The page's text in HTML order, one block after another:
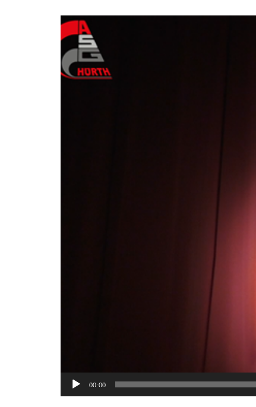
Video-
Player
00:00